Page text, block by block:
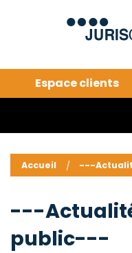
Espace clients
Accueil ---
---
public---